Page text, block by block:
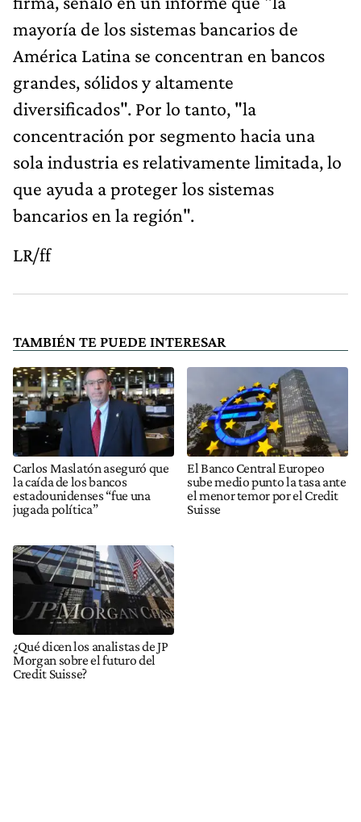
mayoría de los sistemas bancarios de
América Latina se concentran en bancos
grandes, sólidos y altamente
diversificados". Por lo tanto, "la
concentración por segmento hacia una
sola industria es relativamente limitada, lo
que ayuda a proteger los sistemas
bancarios en la región".
LR/ff
TAMBIÉN TE PUEDE INTERESAR
Carlos Maslatón aseguró que
la caída de los bancos
estadounidenses “fue una
jugada política”
El Banco Central Europeo
sube medio punto la tasa ante
el menor temor por el Credit
Suisse
¿Qué dicen los analistas de JP
Morgan sobre el futuro del
Credit Suisse?